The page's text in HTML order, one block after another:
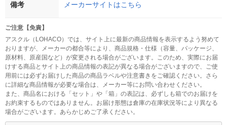
備考 メーカーサイトはこちら
ご注意【免責】
アスクル（LOHACO）では、サイト上に最新の商品情報を表示するよう努めて
おりますが、メーカーの都合等により、商品規格・仕様（容量、パッケージ、
原材料、原産国など）が変更される場合がございます。このため、実際にお届
けする商品とサイト上の商品情報の表記が異なる場合がございますので、ご使
用前には必ずお届けした商品の商品ラベルや注意書きをご確認ください。さら
に詳細な商品情報が必要な場合は、メーカー等にお問い合わせください。
また、商品名における「セット」や「箱」の表記は、必ずしも箱でのお届けを
お約束するものではありません。お届け形態は倉庫の在庫状況等により異なる
場合がございます。あらかじめご了承ください。